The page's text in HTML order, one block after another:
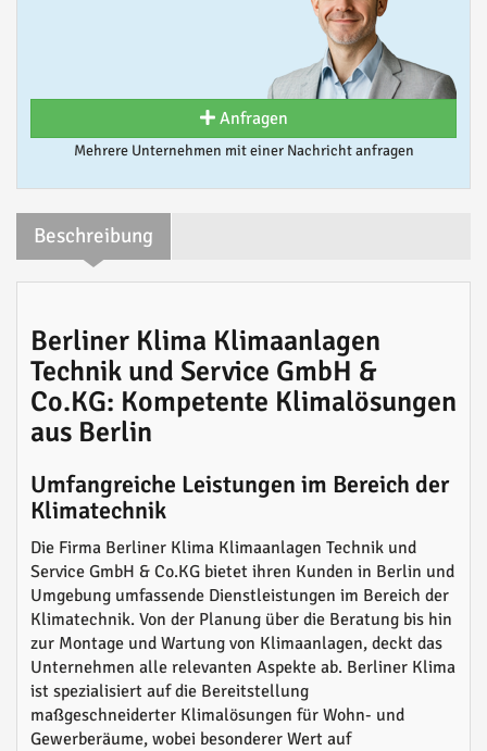
Anfragen
Mehrere Unternehmen mit einer Nachricht anfragen
Beschreibung
Berliner Klima Klimaanlagen
Technik und Service GmbH &
Co.KG: Kompetente Klimalösungen
aus Berlin
Umfangreiche Leistungen im Bereich der
Klimatechnik
Die Firma Berliner Klima Klimaanlagen Technik und
Service GmbH & Co.KG bietet ihren Kunden in Berlin und
Umgebung umfassende Dienstleistungen im Bereich der
Klimatechnik. Von der Planung über die Beratung bis hin
zur Montage und Wartung von Klimaanlagen, deckt das
Unternehmen alle relevanten Aspekte ab. Berliner Klima
ist spezialisiert auf die Bereitstellung
maßgeschneiderter Klimalösungen für Wohn- und
Gewerberäume, wobei besonderer Wert auf